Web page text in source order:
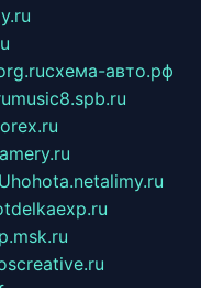
схема-авто.рф
music8.spb.ru
hohota.netalimy.ru